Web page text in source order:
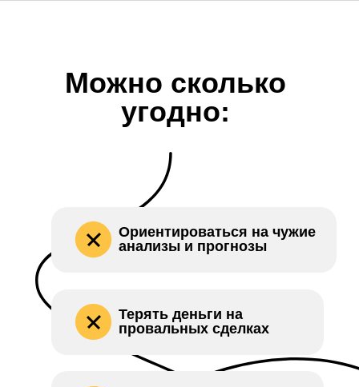
Терять деньги на
провальных сделках
Ориентироваться на чужие
анализы и прогнозы
Можно сколько
угодно: